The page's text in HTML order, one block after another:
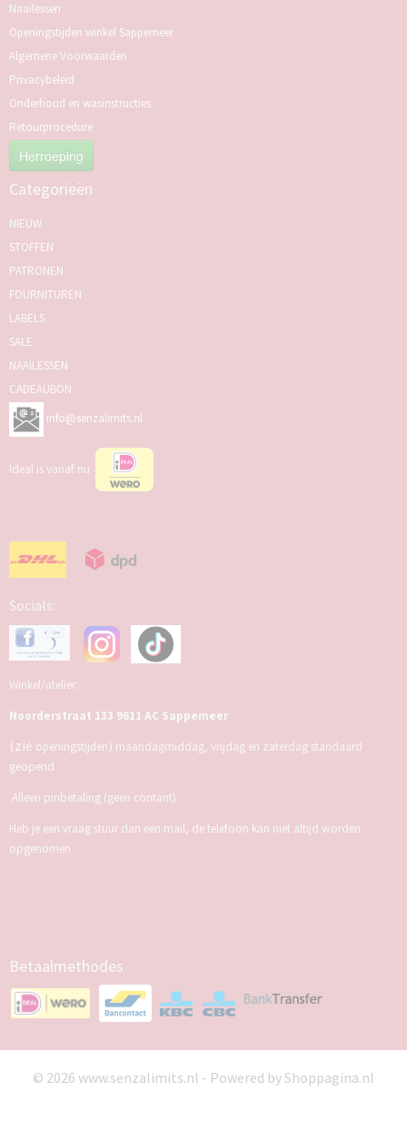
Naailessen
Openingstijden winkel Sappemeer
Algemene Voorwaarden
Privacybeleid
Onderhoud en wasinstructies
Retourprocedure
Herroeping
Categorieën
NIEUW
STOFFEN
PATRONEN
FOURNITUREN
LABELS
SALE
NAAILESSEN
CADEAUBON
info@senzalimits.nl
Ideal is vanaf nu
Socials:
Winkel/atelier:
Noorderstraat 133 9611 AC Sappemeer
(zie openingstijden) maandagmiddag, vrijdag en zaterdag standaard
geopend
Alleen pinbetaling (geen contant)
Heb je een vraag stuur dan een mail, de telefoon kan niet altijd worden
opgenomen
Betaalmethodes
© 2026 www.senzalimits.nl - Powered by Shoppagina.nl